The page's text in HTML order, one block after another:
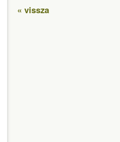
« vissza